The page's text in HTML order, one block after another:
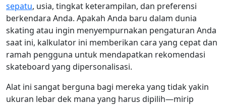
sepatu, usia, tingkat keterampilan, dan preferensi
berkendara Anda. Apakah Anda baru dalam dunia
skating atau ingin menyempurnakan pengaturan Anda
saat ini, kalkulator ini memberikan cara yang cepat dan
ramah pengguna untuk mendapatkan rekomendasi
skateboard yang dipersonalisasi.
Alat ini sangat berguna bagi mereka yang tidak yakin
ukuran lebar dek mana yang harus dipilih—mirip